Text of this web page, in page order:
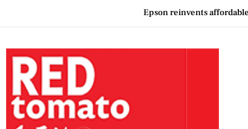
Epson reinvents
Epson reinvents